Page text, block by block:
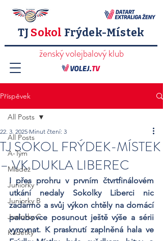
TJ Sokol Frýdek-Místek
ženský volejbalový klub
Příspěvek
All Posts
A-Tým
Mládež
Juniorky
Juniorky B
Juniorky C
Kadetky
All Posts
TJ SOKOL FRÝDEK-MÍSTEK
– VK DUKLA LIBEREC
22. 3. 2025 Minut čtení: 3
I přes prohru v prvním čtvrtfinálovém
utkání nedaly Sokolky Liberci nic
zadarmo a svůj výkon chtěly na domácí
palubovce posunout ještě výše a sérii
vyrovnat. K prasknutí zaplněná hala ve